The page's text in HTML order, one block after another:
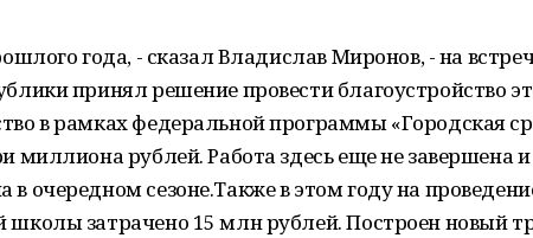
года, - сказал Владислав Миронов, - на
принял решение провести благоустройство
в рамках федеральной программы «Городская
миллиона рублей. Работа здесь еще не завершена
в очередном сезоне.Также в этом году на
школы затрачено 15 млн рублей. Построен новый